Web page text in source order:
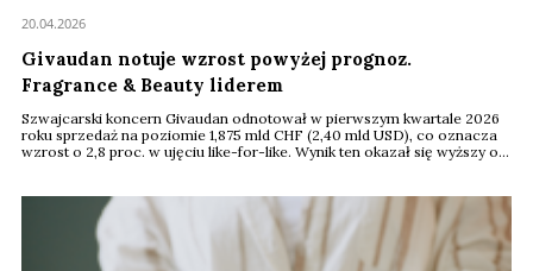
Givaudan notuje wzrost powyżej prognoz.
Fragrance & Beauty liderem
Szwajcarski koncern Givaudan odnotował w pierwszym kwartale 2026
roku sprzedaż na poziomie 1,875 mld CHF (2,40 mld USD), co oznacza
wzrost o 2,8 proc. w ujęciu like-for-like. Wynik ten okazał się wyższy od
20.04.2026